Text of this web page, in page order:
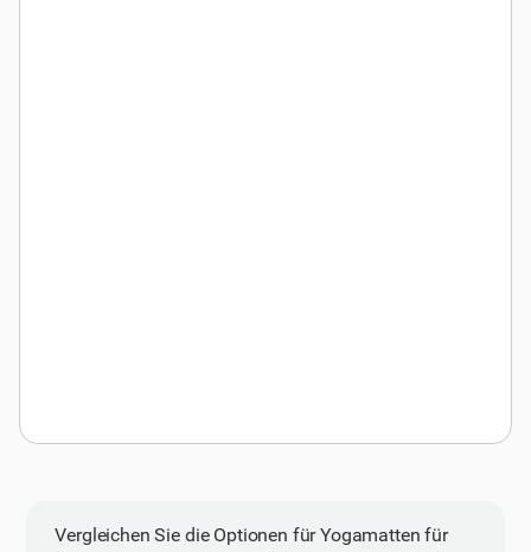
Vergleichen Sie die Optionen für Yogamatten für